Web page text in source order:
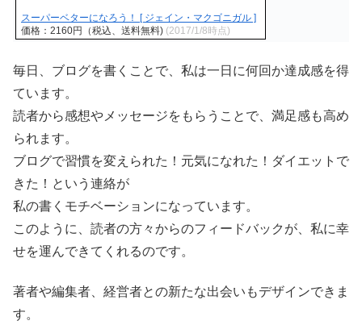
スーパーベターになろう！ [ ジェイン・マクゴニガル ]
価格：2160円（税込、送料無料) (2017/1/8時点)
毎日、ブログを書くことで、私は一日に何回か達成感を得
ています。
読者から感想やメッセージをもらうことで、満足感も高め
られます。
ブログで習慣を変えられた！元気になれた！ダイエットで
きた！という連絡が
私の書くモチベーションになっています。
このように、読者の方々からのフィードバックが、私に幸
せを運んできてくれるのです。
著者や編集者、経営者との新たな出会いもデザインできま
す。